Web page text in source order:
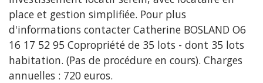
place et gestion simplifiée. Pour plus
d'informations contacter Catherine BOSLAND O6
16 17 52 95 Copropriété de 35 lots - dont 35 lots
habitation. (Pas de procédure en cours). Charges
annuelles : 720 euros.